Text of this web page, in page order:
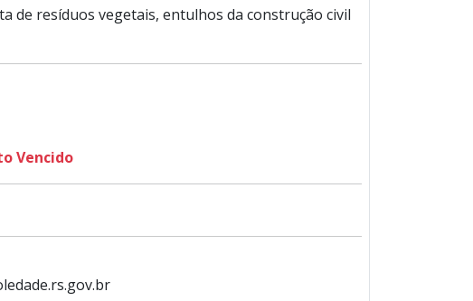
de resíduos vegetais, entulhos da construção civil
Vencido